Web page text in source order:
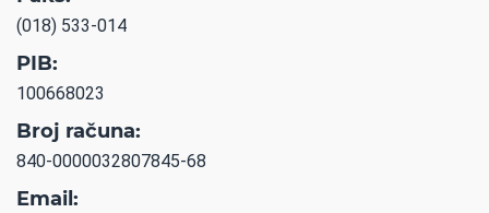
(018) 533-014
PIB:
100668023
Broj računa:
840-0000032807845-68
Email: